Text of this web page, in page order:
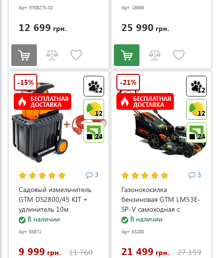
Арт: 9708275-02
12 699 грн.
Арт: 18686
25 990 грн.
12
12
24
-15%
БЕСПЛАТНАЯ
ДОСТАВКА
3
Садовый измельчитель
GTM DS2800/45 KIT +
удлинитель 10м
(DS2800/45_KIT+ext.cord)
В наличии
Арт: 83871
9 999 грн. 11 760
12
12
24
-21%
БЕСПЛАТНАЯ
ДОСТАВКА
3
Газонокосилка
бензиновая GTM LM53E-
SP-V самоходная с
электростартером и
регулировкой скорости
В наличии
Арт: 83280
21 499 грн. 27 159